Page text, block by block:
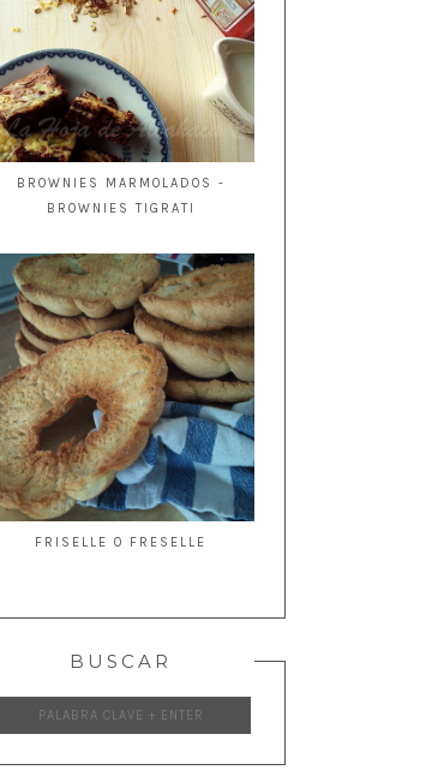
BROWNIES MARMOLADOS -
BROWNIES TIGRATI
FRISELLE O FRESELLE
BUSCAR